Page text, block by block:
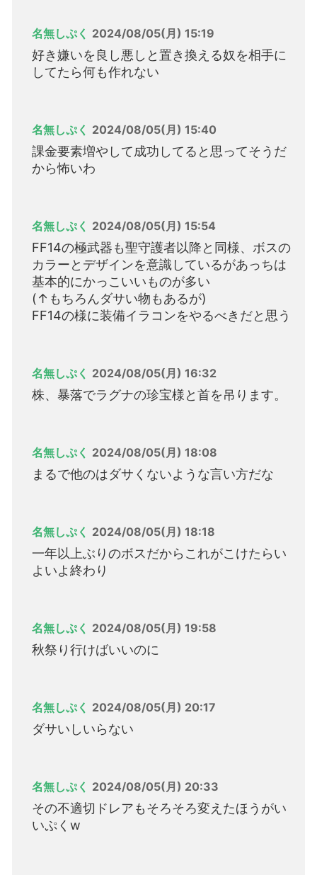
名無しぷく 2024/08/05(月) 15:19
好き嫌いを良し悪しと置き換える奴を相手に
してたら何も作れない
名無しぷく 2024/08/05(月) 15:40
課金要素増やして成功してると思ってそうだ
から怖いわ
名無しぷく 2024/08/05(月) 15:54
FF14の極武器も聖守護者以降と同様、ボスの
カラーとデザインを意識しているがあっちは
基本的にかっこいいものが多い
(↑もちろんダサい物もあるが)
FF14の様に装備イラコンをやるべきだと思う
名無しぷく 2024/08/05(月) 16:32
株、暴落でラグナの珍宝様と首を吊ります。
名無しぷく 2024/08/05(月) 18:08
まるで他のはダサくないような言い方だな
名無しぷく 2024/08/05(月) 18:18
一年以上ぶりのボスだからこれがこけたらい
よいよ終わり
名無しぷく 2024/08/05(月) 19:58
秋祭り行けばいいのに
名無しぷく 2024/08/05(月) 20:17
ダサいしいらない
名無しぷく 2024/08/05(月) 20:33
その不適切ドレアもそろそろ変えたほうがい
いぷくw